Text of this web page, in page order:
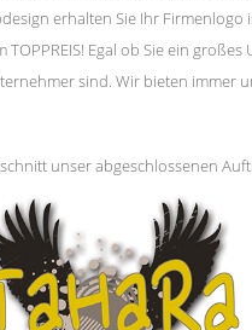
erhalten Sie Ihr Firmenlogo
Egal ob Sie ein
sind. Wir bieten immer
unser abgeschlossenen